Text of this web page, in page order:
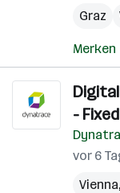
Graz
Merken
-
vor 6
Vienna,